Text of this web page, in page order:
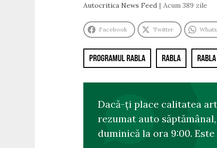
Autocritica News Feed Acum 389 zile
Facebook Twitter
PROGRAMUL RABLA RABLA
Dacă-ți place calitatea
rezumat auto
duminică la ora 9:00.